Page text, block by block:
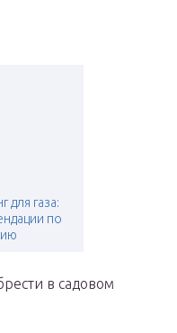
для газа:
по
в садовом